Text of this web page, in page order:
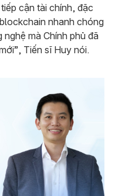
cận tài chính, đặc
nhanh chóng
mà Chính phủ đã
Tiến sĩ Huy nói.